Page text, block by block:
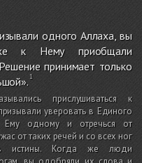
одного Аллаха, вы
к Нему приобщали
принимает только
прислушиваться к
уверовать в Единого
Ему одному и отречься от
от таких речей и со всех ног
истины. Когда же люди